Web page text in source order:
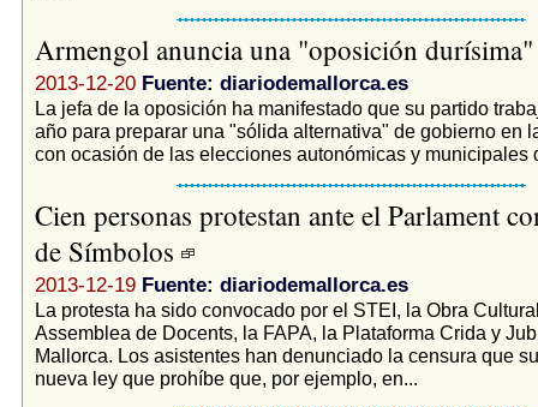
Armengol anuncia una "oposición
2013-12-20 Fuente: diariodemallorca.es
La jefa de la oposición ha manifestado que su partido
año para preparar una "sólida alternativa" de gobierno en
con ocasión de las elecciones autonómicas y municipales
Cien personas protestan ante el Parlament
de Símbolos
2013-12-19 Fuente: diariodemallorca.es
La protesta ha sido convocado por el STEI, la Obra
Assemblea de Docents, la FAPA, la Plataforma Crida y
Mallorca. Los asistentes han denunciado la censura que
nueva ley que prohíbe que, por ejemplo, en...